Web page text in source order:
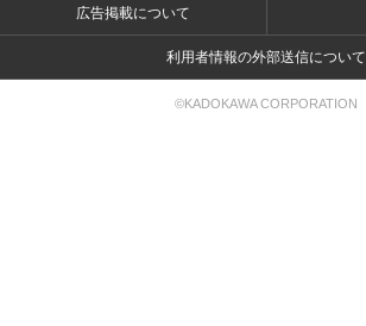
広告掲載について
利用者情報の外部送信について
©KADOKAWA CORPORATION